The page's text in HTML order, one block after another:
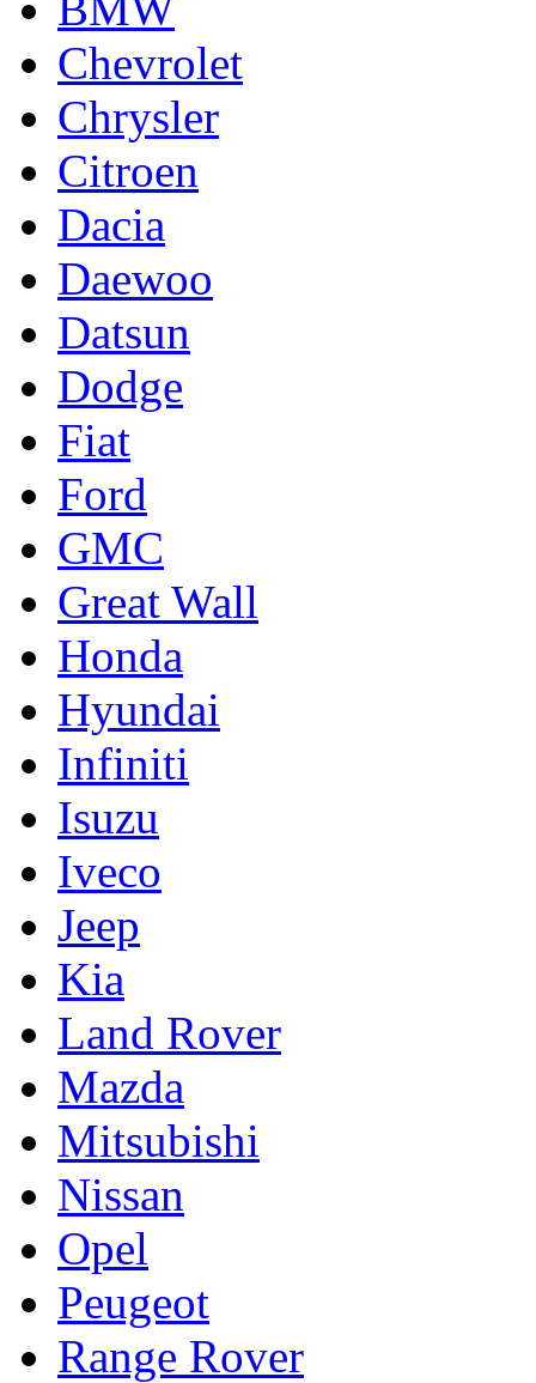
Chevrolet
Chrysler
Citroen
Dacia
Daewoo
Datsun
Dodge
Fiat
Ford
GMC
Great Wall
Honda
Hyundai
Infiniti
Isuzu
Iveco
Jeep
Kia
Land Rover
Mazda
Mitsubishi
Nissan
Opel
Peugeot
Range Rover